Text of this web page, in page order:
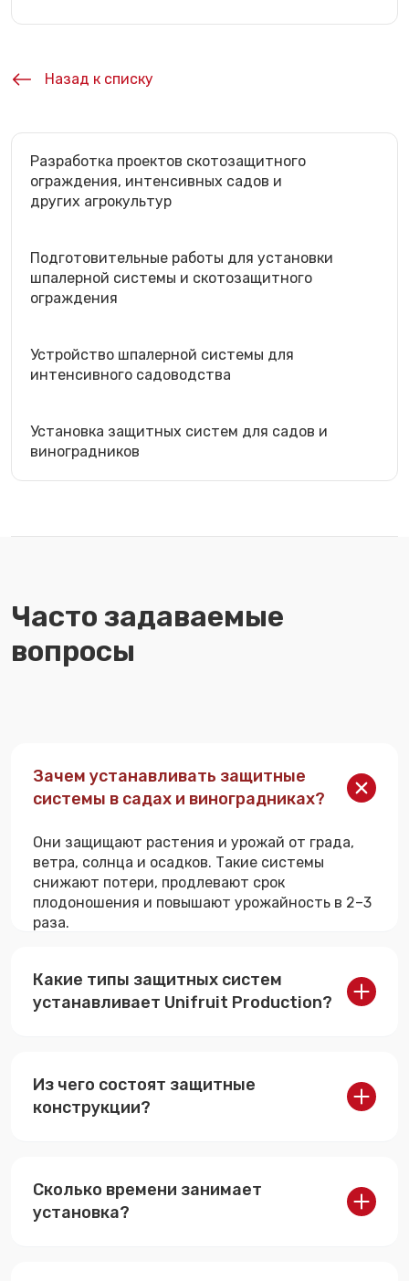
Назад к списку
Разработка проектов скотозащитного
ограждения, интенсивных садов и
других агрокультур
Подготовительные работы для установки
шпалерной системы и скотозащитного
ограждения
Устройство шпалерной системы для
интенсивного садоводства
Установка защитных систем для садов и
виноградников
Часто задаваемые
вопросы
Зачем устанавливать защитные
системы в садах и виноградниках?
Они защищают растения и урожай от града,
ветра, солнца и осадков. Такие системы
снижают потери, продлевают срок
плодоношения и повышают урожайность в 2–3
раза.
Какие типы защитных систем
устанавливает Unifruit Production?
антимоскитные системы, адаптированные под
климат Казахстана и стран СНГ.
Из чего состоят защитные
конструкции?
стабилизированных материалов, устойчивых к
ветровым и снеговым нагрузкам.
Сколько времени занимает
установка?